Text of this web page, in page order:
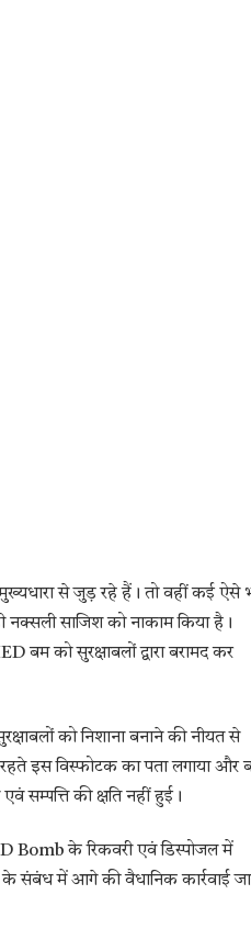
से जुड़ रहे हैं। तो वहीं कई ऐसे
साजिश को नाकाम किया है।
बम को सुरक्षाबलों द्वारा बरामद कर
को निशाना बनाने की नीयत से
इस विस्फोटक का पता लगाया और
सम्पत्ति की क्षति नहीं हुई।
Bomb के रिकवरी एवं डिस्पोजल में
संबंध में आगे की वैधानिक कार्रवाई